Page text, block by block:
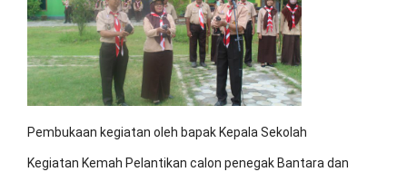
Pembukaan kegiatan oleh bapak Kepala Sekolah
Kegiatan Kemah Pelantikan calon penegak Bantara dan